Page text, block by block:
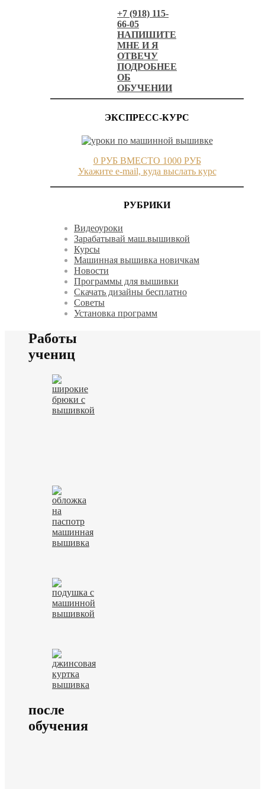
+7 (918) 115-
66-05
НАПИШИТЕ
МНЕ И Я
ОТВЕЧУ
ПОДРОБНЕЕ
ОБ
ОБУЧЕНИИ
ЭКСПРЕСС-КУРС
0 РУБ ВМЕСТО 1000 РУБ
Укажите e-mail, куда выслать курс
РУБРИКИ
Видеоуроки
Зарабатывай маш.вышивкой
Курсы
Машинная вышивка новичкам
Новости
Программы для вышивки
Скачать дизайны бесплатно
Советы
Установка программ
Работы
учениц
после
обучения